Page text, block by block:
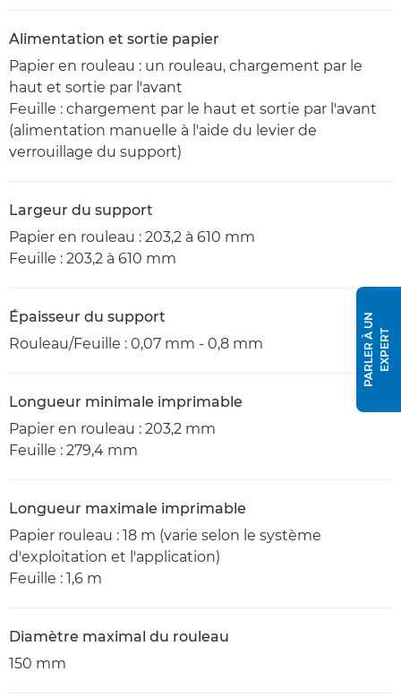
Alimentation et sortie papier
Papier en rouleau : un rouleau, chargement par le
haut et sortie par l'avant
Feuille : chargement par le haut et sortie par l'avant
(alimentation manuelle à l'aide du levier de
verrouillage du support)
Largeur du support
Papier en rouleau : 203,2 à 610 mm
Feuille : 203,2 à 610 mm
Épaisseur du support
Rouleau/Feuille : 0,07 mm - 0,8 mm
Longueur minimale imprimable
Papier en rouleau : 203,2 mm
Feuille : 279,4 mm
Longueur maximale imprimable
Papier rouleau : 18 m (varie selon le système
d'exploitation et l'application)
Feuille : 1,6 m
Diamètre maximal du rouleau
150 mm
P
A
R
L
E
R
À
U
N
E
X
P
E
RT